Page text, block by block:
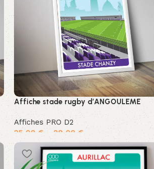
Affiche stade rugby d’ANGOULEME
Affiches PRO D2
25,00 €–29,00 €
Choix des options